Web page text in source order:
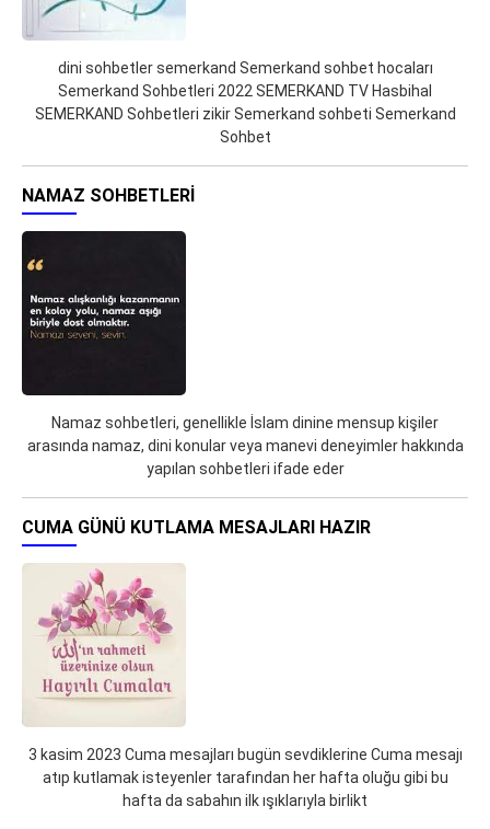
dini sohbetler semerkand Semerkand sohbet hocaları
Semerkand Sohbetleri 2022 SEMERKAND TV Hasbihal
SEMERKAND Sohbetleri zikir Semerkand sohbeti Semerkand
Sohbet
NAMAZ SOHBETLERI
Namaz sohbetleri, genellikle İslam dinine mensup kişiler
arasında namaz, dini konular veya manevi deneyimler hakkında
yapılan sohbetleri ifade eder
CUMA GÜNÜ KUTLAMA MESAJLARI HAZIR
3 kasim 2023 Cuma mesajları bugün sevdiklerine Cuma mesajı
atıp kutlamak isteyenler tarafından her hafta oluğu gibi bu
hafta da sabahın ilk ışıklarıyla birlikt